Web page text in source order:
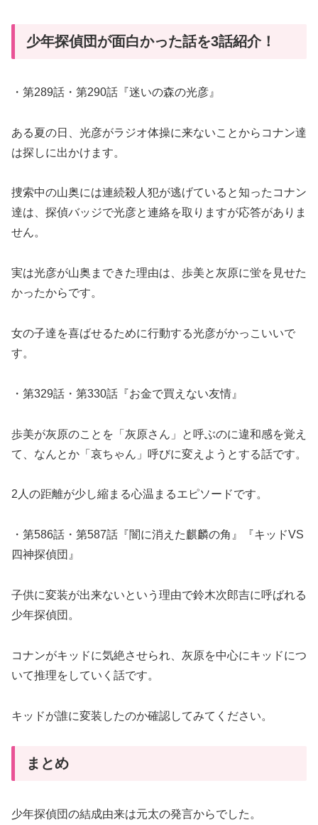
少年探偵団が面白かった話を3話紹介！
・第289話・第290話『迷いの森の光彦』
ある夏の日、光彦がラジオ体操に来ないことからコナン達
は探しに出かけます。
捜索中の山奥には連続殺人犯が逃げていると知ったコナン
達は、探偵バッジで光彦と連絡を取りますが応答がありま
せん。
実は光彦が山奥まできた理由は、歩美と灰原に蛍を見せた
かったからです。
女の子達を喜ばせるために行動する光彦がかっこいいで
す。
・第329話・第330話『お金で買えない友情』
歩美が灰原のことを「灰原さん」と呼ぶのに違和感を覚え
て、なんとか「哀ちゃん」呼びに変えようとする話です。
2人の距離が少し縮まる心温まるエピソードです。
・第586話・第587話『闇に消えた麒麟の角』『キッドVS
四神探偵団』
子供に変装が出来ないという理由で鈴木次郎吉に呼ばれる
少年探偵団。
コナンがキッドに気絶させられ、灰原を中心にキッドにつ
いて推理をしていく話です。
キッドが誰に変装したのか確認してみてください。
まとめ
少年探偵団の結成由来は元太の発言からでした。